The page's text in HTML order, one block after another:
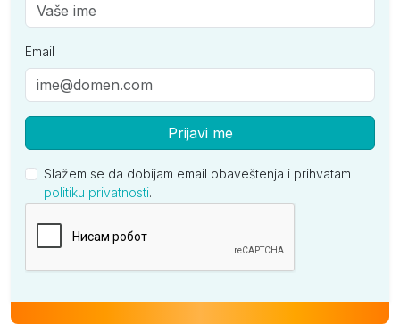
Email
Prijavi me
Slažem se da dobijam email obaveštenja i prihvatam
politiku privatnosti.